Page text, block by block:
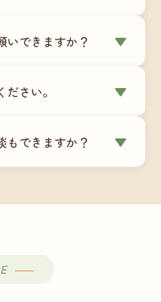
計ソフトを導入される
をご利用中の場合は、
いできますか？ ▼
額15,000円〜、年末調
お見積りします。
さい。 ▼
・ご要望のヒアリング
クラウドの初期設
しませんので、お気軽
もできますか？ ▼